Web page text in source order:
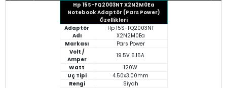
Hp 15S-FQ2003NT X2N2M0Ea
Notebook Adaptör (Pars Power)
Özellikleri
Adaptör
Adı
Hp 15S-FQ2003NT
X2N2M0Ea
Markası
Pars Power
Volt /
Amper
19.5V 6.15A
Watt
120W
Uç Tipi
4.50x3.00mm
Rengi
Siyah